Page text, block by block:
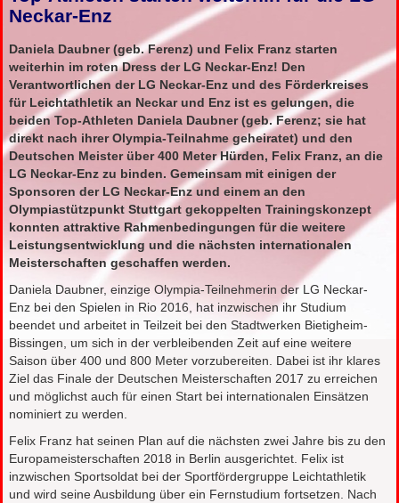
Neckar-Enz
Daniela Daubner (geb. Ferenz) und Felix Franz starten
weiterhin im roten Dress der LG Neckar-Enz! Den
Verantwortlichen der LG Neckar-Enz und des Förderkreises
für Leichtathletik an Neckar und Enz ist es gelungen, die
beiden Top-Athleten Daniela Daubner (geb. Ferenz; sie hat
direkt nach ihrer Olympia-Teilnahme geheiratet) und den
Deutschen Meister über 400 Meter Hürden, Felix Franz, an die
LG Neckar-Enz zu binden. Gemeinsam mit einigen der
Sponsoren der LG Neckar-Enz und einem an den
Olympiastützpunkt Stuttgart gekoppelten Trainingskonzept
konnten attraktive Rahmenbedingungen für die weitere
Leistungsentwicklung und die nächsten internationalen
Meisterschaften geschaffen werden.
Daniela Daubner, einzige Olympia-Teilnehmerin der LG Neckar-
Enz bei den Spielen in Rio 2016, hat inzwischen ihr Studium
beendet und arbeitet in Teilzeit bei den Stadtwerken Bietigheim-
Bissingen, um sich in der verbleibenden Zeit auf eine weitere
Saison über 400 und 800 Meter vorzubereiten. Dabei ist ihr klares
Ziel das Finale der Deutschen Meisterschaften 2017 zu erreichen
und möglichst auch für einen Start bei internationalen Einsätzen
nominiert zu werden.
Felix Franz hat seinen Plan auf die nächsten zwei Jahre bis zu den
Europameisterschaften 2018 in Berlin ausgerichtet. Felix ist
inzwischen Sportsoldat bei der Sportfördergruppe Leichtathletik
und wird seine Ausbildung über ein Fernstudium fortsetzen. Nach